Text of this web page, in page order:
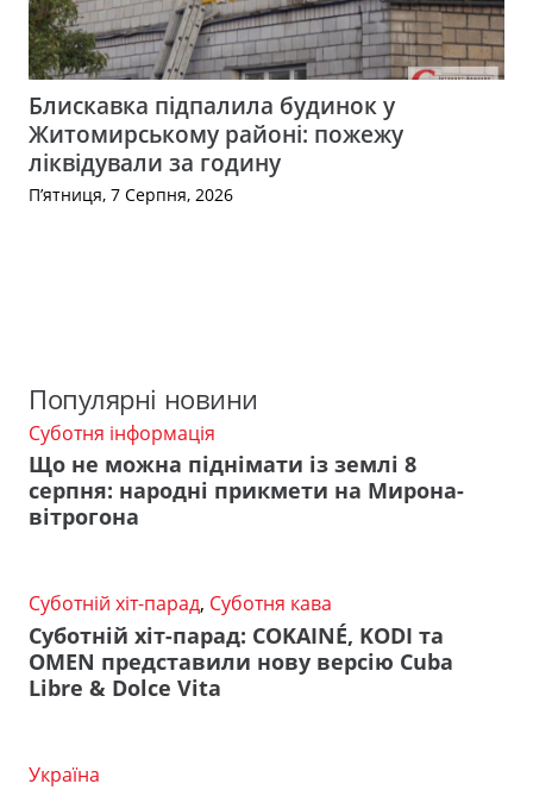
Блискавка підпалила будинок у
Житомирському районі: пожежу
ліквідували за годину
П’ятниця, 7 Серпня, 2026
Популярні новини
Суботня інформація
Що не можна піднімати із землі 8
серпня: народні прикмети на Мирона-
вітрогона
Суботній хіт-парад, Суботня кава
Суботній хіт-парад: COKAINÉ, KODI та
OMEN представили нову версію Cuba
Libre & Dolce Vita
Україна